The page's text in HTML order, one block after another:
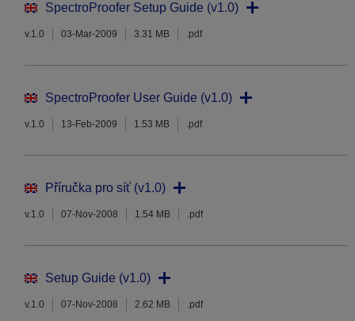
SpectroProofer Setup Guide (v1.0)
v.1.0 03-Mar-2009 3.31 MB .pdf
SpectroProofer User Guide (v1.0)
v.1.0 13-Feb-2009 1.53 MB .pdf
Příručka pro síť (v1.0)
v.1.0 07-Nov-2008 1.54 MB .pdf
Setup Guide (v1.0)
v.1.0 07-Nov-2008 2.62 MB .pdf